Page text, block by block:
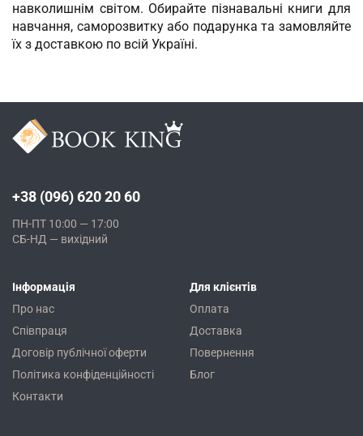
навколишнім світом. Обирайте пізнавальні книги для
навчання, саморозвитку або подарунка та замовляйте
їх з доставкою по всій Україні.
+38 (096) 620 20 60
ПН-ПТ 10:00 — 17:00
СБ-НД — вихідний
Інформація
Про нас
Співпраця
Договір публічної оферти
Політика конфіденційності
Контакти
Для клієнтів
Оплата
Доставка
Повернення
Блог